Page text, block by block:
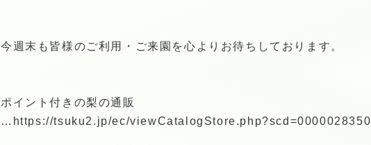
今週末も皆様のご利用・ご来園を心よりお待ちしております。
ポイント付きの梨の通販
… https://tsuku2.jp/ec/viewCatalogStore.php?scd=0000028350